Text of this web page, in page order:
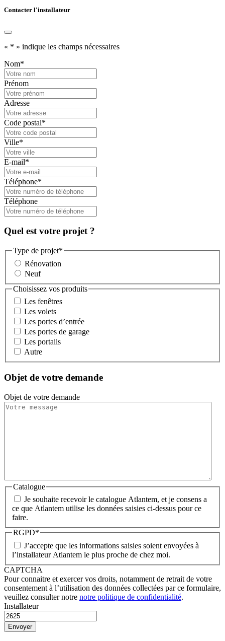
Contacter l'installateur
« * » indique les champs nécessaires
Nom*
Prénom
Adresse
Code postal*
Ville*
E-mail*
Téléphone*
Téléphone
Quel est votre projet ?
Type de projet*
Rénovation
Neuf
Choisissez vos produits
Les fenêtres
Les volets
Les portes d’entrée
Les portes de garage
Les portails
Autre
Objet de votre demande
Objet de votre demande
Catalogue
Je souhaite recevoir le catalogue Atlantem, et je consens a
ce que Atlantem utilise les données saisies ci-dessus pour ce
faire.
RGPD*
J’accepte que les informations saisies soient envoyées à
l’installateur Atlantem le plus proche de chez moi.
CAPTCHA
Pour connaitre et exercer vos droits, notamment de retrait de votre
consentement à l’utilisation des données collectées par ce formulaire,
veuillez consulter notre notre politique de confidentialité.
Installateur